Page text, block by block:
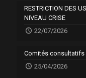
RESTRICTION DES
NIVEAU CRISE
22/07/2026
Comités consultatifs
25/04/2026